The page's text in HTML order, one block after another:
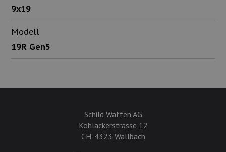
9x19
Modell
19R Gen5
Schild Waffen AG
Kohlackerstrasse 12
CH-4323 Wallbach